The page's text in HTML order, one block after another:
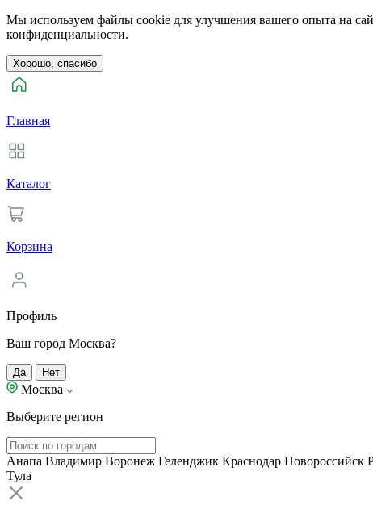
Мы используем файлы cookie для улучшения вашего опыта на
конфиденциальности.
Хорошо, спасибо
Главная
Каталог
Корзина
Профиль
Ваш город Москва?
Да Нет
Москва
Выберите регион
Анапа Владимир Воронеж Геленджик Краснодар Новороссийск
Тула